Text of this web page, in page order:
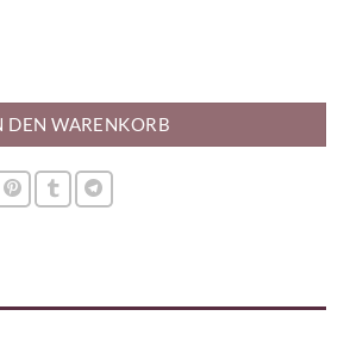
DEN WARENKORB